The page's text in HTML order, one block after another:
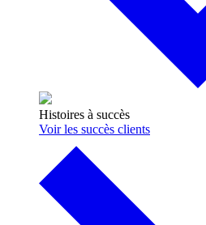
Histoires à succès
Voir les succès clients